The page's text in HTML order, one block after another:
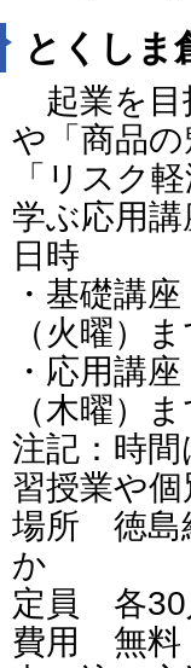
とくしま
起業を目
や「商品
「リスク
学ぶ応用講
日時
・基礎講
（火曜）
・応用講
（木曜）
注記：時
習授業や個
場所 徳島
か
定員 各30
費用 無料